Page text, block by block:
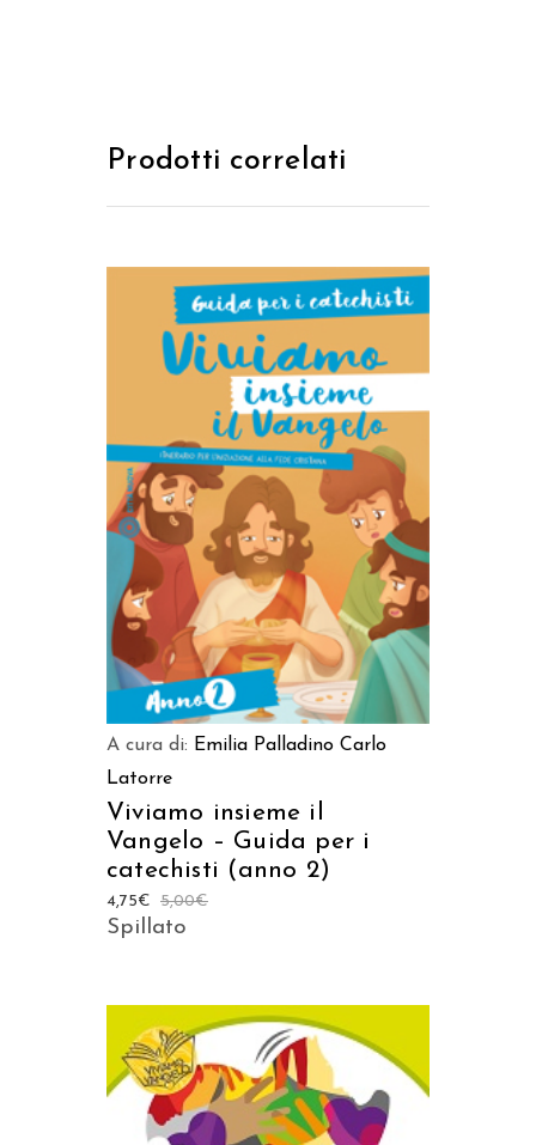
Prodotti correlati
AGGIUNGI AL CARRELLO
A cura di: Emilia Palladino Carlo
Latorre
Viviamo insieme il
Vangelo – Guida per i
catechisti (anno 2)
5,00€
4,75€
Spillato